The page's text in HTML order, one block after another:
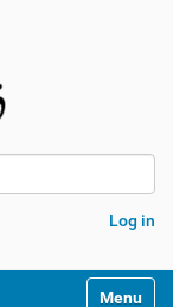
Log in
Toggle